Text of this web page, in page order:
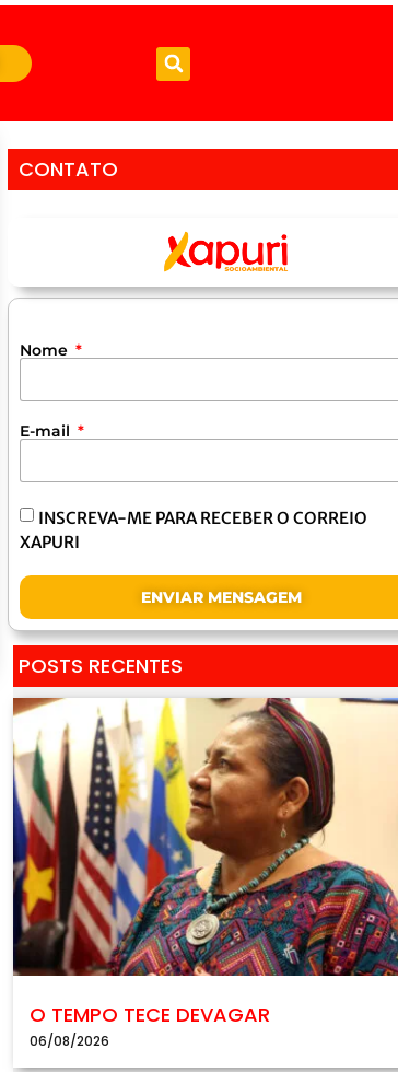
CONTATO
Nome
E-mail
INSCREVA-ME PARA RECEBER O CORREIO
XAPURI
ENVIAR MENSAGEM
POSTS RECENTES
O TEMPO TECE DEVAGAR
06/08/2026